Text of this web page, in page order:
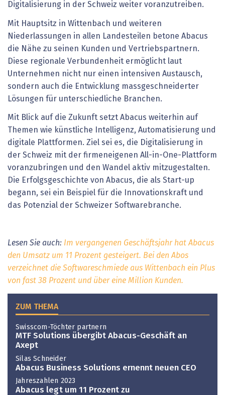
Digitalisierung in der Schweiz weiter voranzutreiben.
Mit Hauptsitz in Wittenbach und weiteren
Niederlassungen in allen Landesteilen betone Abacus
die Nähe zu seinen Kunden und Vertriebspartnern.
Diese regionale Verbundenheit ermöglicht laut
Unternehmen nicht nur einen intensiven Austausch,
sondern auch die Entwicklung massgeschneiderter
Lösungen für unterschiedliche Branchen.
Mit Blick auf die Zukunft setzt Abacus weiterhin auf
Themen wie künstliche Intelligenz, Automatisierung und
digitale Plattformen. Ziel sei es, die Digitalisierung in
der Schweiz mit der firmeneigenen All-in-One-Plattform
voranzubringen und den Wandel aktiv mitzugestalten.
Die Erfolgsgeschichte von Abacus, die als Start-up
begann, sei ein Beispiel für die Innovationskraft und
das Potenzial der Schweizer Softwarebranche.
Lesen Sie auch: Im vergangenen Geschäftsjahr hat Abacus
den Umsatz um 11 Prozent gesteigert. Bei den Abos
verzeichnet die Softwareschmiede aus Wittenbach ein Plus
von fast 38 Prozent und über eine Million Kunden.
ZUM THEMA
Swisscom-Töchter partnern
MTF Solutions übergibt Abacus-Geschäft an
Axept
Silas Schneider
Abacus Business Solutions ernennt neuen CEO
Jahreszahlen 2023
Abacus legt um 11 Prozent zu